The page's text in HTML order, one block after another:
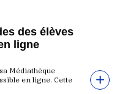
des élèves
ligne
Médiathèque
en ligne. Cette